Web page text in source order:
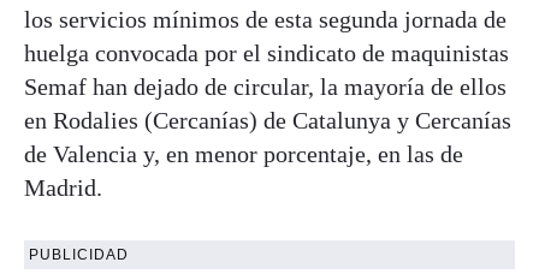
los servicios mínimos de esta segunda jornada de
huelga convocada por el sindicato de maquinistas
Semaf han dejado de circular, la mayoría de ellos
en Rodalies (Cercanías) de Catalunya y Cercanías
de Valencia y, en menor porcentaje, en las de
Madrid.
PUBLICIDAD